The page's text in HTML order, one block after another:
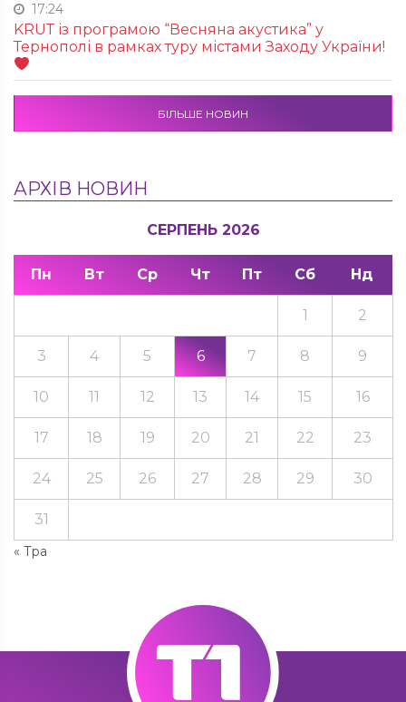
17:24
KRUТ із програмою “Весняна акустика” у
Тернополі в рамках туру містами Заходу України!
БІЛЬШЕ НОВИН
АРХІВ НОВИН
СЕРПЕНЬ 2026
Пн Вт Ср Чт Пт Сб Нд
« Тра
1 2
3 4 5 6 7 8 9
10 11 12 13 14 15 16
17 18 19 20 21 22 23
24 25 26 27 28 29 30
31